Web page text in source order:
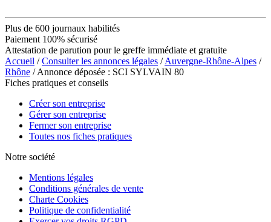
Plus de 600 journaux habilités
Paiement 100% sécurisé
Attestation de parution pour le greffe immédiate et gratuite
Accueil /Consulter les annonces légales /Auvergne-Rhône-Alpes /
Rhône / Annonce déposée : SCI SYLVAIN 80
Fiches pratiques et conseils
Créer son entreprise
Gérer son entreprise
Fermer son entreprise
Toutes nos fiches pratiques
Notre société
Mentions légales
Conditions générales de vente
Charte Cookies
Politique de confidentialité